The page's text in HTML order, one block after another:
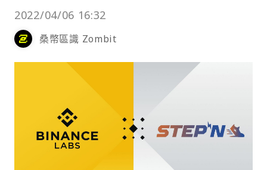
2022/04/06 16:32
桑幣區識 Zombit